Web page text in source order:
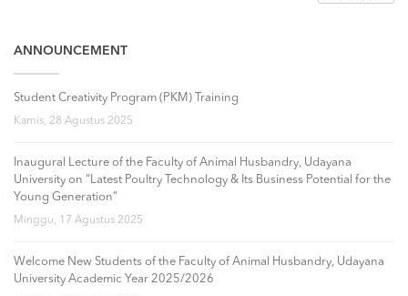
ANNOUNCEMENT
Student Creativity Program (PKM) Training
Kamis, 28 Agustus 2025
Inaugural Lecture of the Faculty of Animal Husbandry, Udayana
University on “Latest Poultry Technology & Its Business Potential for the
Young Generation”
Minggu, 17 Agustus 2025
Welcome New Students of the Faculty of Animal Husbandry, Udayana
University Academic Year 2025/2026